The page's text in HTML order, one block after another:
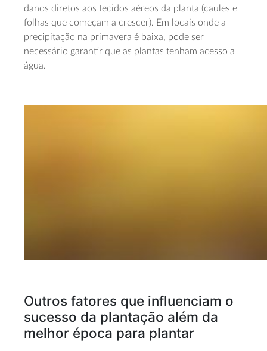
danos diretos aos tecidos aéreos da planta (caules e
folhas que começam a crescer). Em locais onde a
precipitação na primavera é baixa, pode ser
necessário garantir que as plantas tenham acesso a
água.
Outros fatores que influenciam o
sucesso da plantação além da
melhor época para plantar